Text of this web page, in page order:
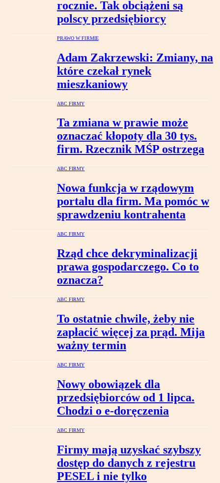
rocznie. Tak obciążeni są
polscy przedsiębiorcy
PRAWO W FIRMIE
Adam Zakrzewski: Zmiany, na
które czekał rynek
mieszkaniowy
ABC FIRMY
Ta zmiana w prawie może
oznaczać kłopoty dla 30 tys.
firm. Rzecznik MŚP ostrzega
ABC FIRMY
Nowa funkcja w rządowym
portalu dla firm. Ma pomóc w
sprawdzeniu kontrahenta
ABC FIRMY
Rząd chce dekryminalizacji
prawa gospodarczego. Co to
oznacza?
ABC FIRMY
To ostatnie chwile, żeby nie
zapłacić więcej za prąd. Mija
ważny termin
ABC FIRMY
Nowy obowiązek dla
przedsiębiorców od 1 lipca.
Chodzi o e-doręczenia
ABC FIRMY
Firmy mają uzyskać szybszy
dostęp do danych z rejestru
PESEL i nie tylko